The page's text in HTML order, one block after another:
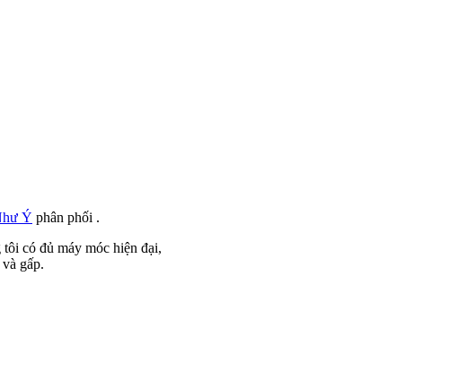
Ý phân phối .
có đủ máy móc hiện đại,
gấp.